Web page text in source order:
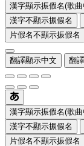
漢字顯示振假名(歌
漢字不顯示振假名
片假名不顯示振假名
翻譯顯示中文 翻
漢字顯示振假名(歌
漢字不顯示振假名
片假名不顯示振假名